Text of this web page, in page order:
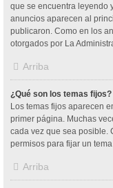
que se encuentra leyendo
anuncios aparecen al
publicaron. Como en los
otorgados por La
Arriba
¿Qué son los temas fijos?
Los temas fijos aparecen
primer página. Muchas
cada vez que sea posible.
permisos para fijar un
Arriba